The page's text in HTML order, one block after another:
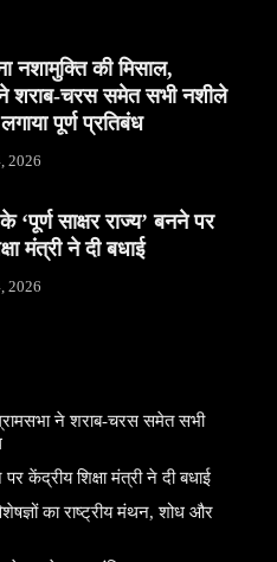
नशामुक्ति की मिसाल,
शराब-चरस समेत सभी नशीले
लगाया पूर्ण प्रतिबंध
2026
‘पूर्ण साक्षर राज्य’ बनने पर
मंत्री ने दी बधाई
2026
ने शराब-चरस समेत सभी
केंद्रीय शिक्षा मंत्री ने दी बधाई
का राष्ट्रीय मंथन, शोध और